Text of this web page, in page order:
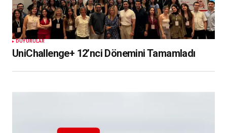
DUYURULAR
UniChallenge+ 12’nci Dönemini Tamamladı